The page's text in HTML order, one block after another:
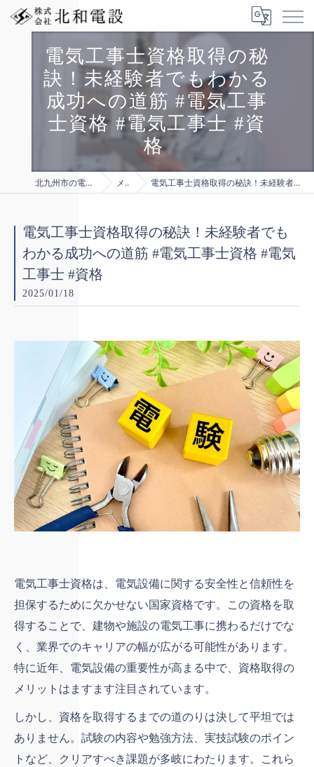
電気工事士資格取得の秘
訣！未経験者でもわかる
成功への道筋 #電気工事
士資格 #電気工事士 #資
格
北九州市の電気工事は株式会社北和電設 メディア 電気工事士資格取得の秘訣！未経験者でもわかる成功への道筋 #電気工事士資格 #電気工事士 #資格
電気工事士資格取得の秘訣！未経験者でも
わかる成功への道筋 #電気工事士資格 #電気
工事士 #資格
2025/01/18
電気工事士資格は、電気設備に関する安全性と信頼性を
担保するために欠かせない国家資格です。この資格を取
得することで、建物や施設の電気工事に携わるだけでな
く、業界でのキャリアの幅が広がる可能性があります。
特に近年、電気設備の重要性が高まる中で、資格取得の
メリットはますます注目されています。
しかし、資格を取得するまでの道のりは決して平坦では
ありません。試験の内容や勉強方法、実技試験のポイン
トなど、クリアすべき課題が多岐にわたります。これら